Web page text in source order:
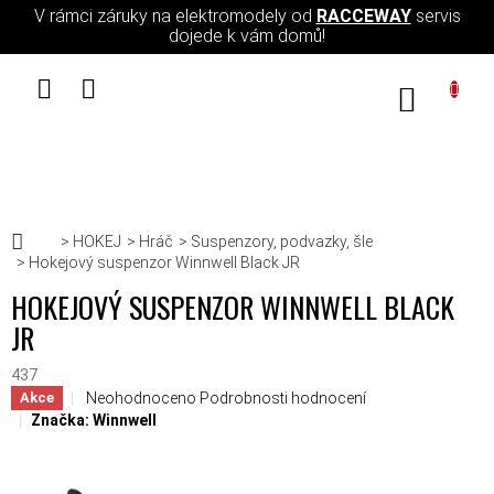
Přejít na obsah
V rámci záruky na elektromodely od RACCEWAYservis
dojede k vám domů!
Domů
HOKEJ Hráč
Suspenzory, podvazky, šle
Hokejový suspenzor Winnwell Black JR
HOKEJOVÝ SUSPENZOR WINNWELL BLACK
JR
437
Akce Průměrné hodnocení produktu je 0,0 z 5 hvězdiček.
Neohodnoceno Podrobnosti hodnocení
Značka: Winnwell